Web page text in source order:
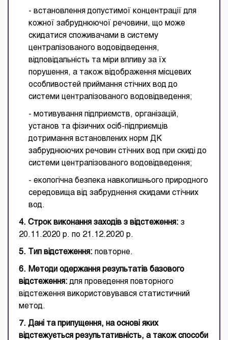
- встановлення допустимої концентрації для
кожної забруднюючої речовини, що може
скидатися споживачами в систему
централізованого водовідведення,
відповідальність та міри впливу за їх
порушення, а також відображення місцевих
особливостей приймання стічних вод до
системи централізованого водовідведення;
- мотивування підприємств, організацій,
установ та фізичних осіб-підприємців
дотримання встановлених норм ДК
забруднюючих речовин стічних вод при скиді до
системи централізованого водовідведення;
- екологічна безпека навколишнього природного
середовища від забруднення скидами стічних
вод.
4. Строк виконання заходів з відстеження: з
20.11.2020 р. по 21.12.2020 р.
5. Тип відстеження: повторне.
6. Методи одержання результатів базового
відстеження:для проведення повторного
відстеження використовувався статистичний
метод.
7. Дані та припущення, на основі яких
відстежується результативність, а також способи